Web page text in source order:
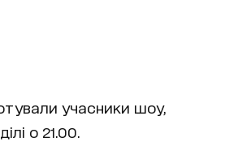
учасники шоу,
о 21.00.